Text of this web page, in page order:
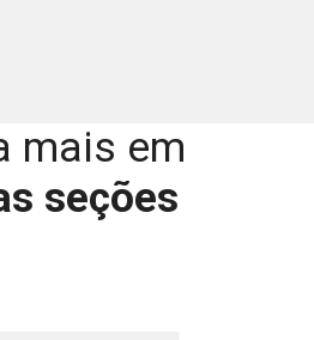
mais em
seções